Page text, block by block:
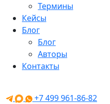
Термины
Кейсы
Блог
Блог
Авторы
Контакты
+7 499 961-86-82